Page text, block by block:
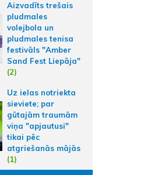
Aizvadīts trešais
pludmales
volejbola un
pludmales tenisa
festivāls "Amber
Sand Fest Liepāja"
(2)
Uz ielas notriekta
sieviete; par
gūtajām traumām
viņa "apjautusi"
tikai pēc
atgriešanās mājās
(1)